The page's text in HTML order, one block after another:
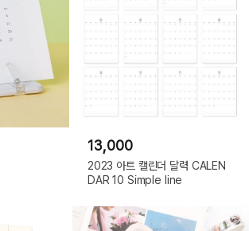
13,000
2023 아트 캘린더 달력 CALEN
DAR 10 Simple line